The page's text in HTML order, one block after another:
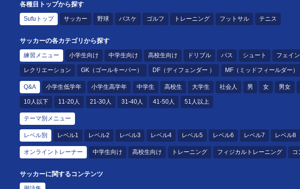
各種目トップから探す
Sufuトップ サッカー 野球 バスケ ゴルフ トレーニング フットサル テニス
サッカーの各カテゴリから探す
練習メニュー 小学生向け 中学生向け 高校生向け ドリブル パス シュート フェイン
レクリエーション GK（ゴールキーパー） DF（ディフェンダー ） MF（ミッドフィールダー）
Q&A 小学生低学年 小学生高学年 中学生 高校生 大学生 社会人 男 女 男女
10人以下 11-20人 21-30人 31-40人 41-50人 51人以上
テーマ別メニュー
レベル別 レベル1 レベル2 レベル3 レベル4 レベル5 レベル6 レベル7 レベル8
オンライントレーナー 中学生向け 高校生向け トレーニング フィジカルトレーニング コ
サッカーに関するコンテンツ